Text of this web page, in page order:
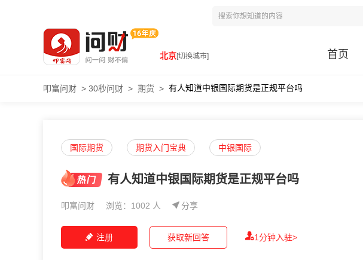
北京[切换城市] 首页
叩富问财 > 30秒问财 > 期货 > 有人知道中银国际期货是正规平台吗
国际期货 期货入门宝典 中银国际
有人知道中银国际期货是正规平台吗
叩富问财 浏览：1002 人 分享
注册 1分钟入驻>
获取新回答